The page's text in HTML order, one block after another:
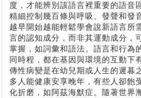
度，才能辨別該語言裡重要的語音
精細控制幾百條與呼吸、發聲和發
越早開始越能輕鬆學會說新語言所
言的認知成分，而非其運動成分，
掌握，如詞彙和語法。語言和行為
同時程，都在基因與環境的互動下
傳性病變是在幼兒期或人生的遲暮
多人能健康安享晚年，有些人卻飽
化折磨，如阿茲海默症。隨著世界